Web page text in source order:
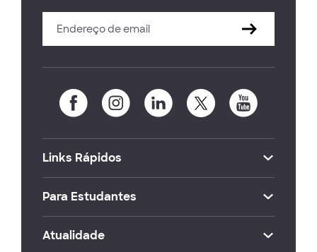
Links Rápidos
Para Estudantes
Atualidade